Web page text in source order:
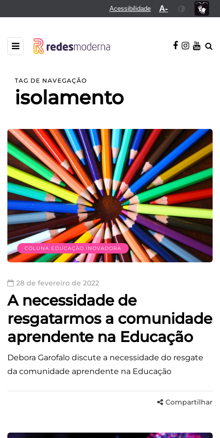
Acessibilidade A-
TAG DE NAVEGAÇÃO
isolamento
COLUNA EDUCAÇÃO INOVADORA
28 de fevereiro de 2022
A necessidade de
resgatarmos a comunidade
aprendente na Educação
Debora Garofalo discute a necessidade do resgate
da comunidade aprendente na Educação
Compartilhar